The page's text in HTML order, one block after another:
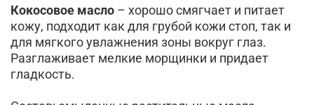
Кокосовое масло – хорошо смягчает и питает
кожу, подходит как для грубой кожи стоп, так и
для мягкого увлажнения зоны вокруг глаз.
Разглаживает мелкие морщинки и придает
гладкость.